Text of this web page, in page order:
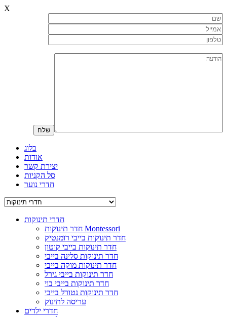
X
בלוג
אודות
יצירת קשר
סל הקניות
חדרי נוער
חדרי תינוקות
חדר תינוקות Montessori
חדר תינוקות בייבי רומנטיק
חדר תינוקות בייבי קוטון
חדר תינוקות סלינה בייבי
חדר תינוקות מוקה בייבי
חדר תינוקות בייבי גירל
חדר תינוקות בייבי בוי
חדר תינוקות נטורל בייבי
עריסה לתינוק
חדרי ילדים